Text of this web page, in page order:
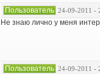
Пользователь 24-09-2011 -
Не знаю лично у меня
Пользователь 24-09-2011 -